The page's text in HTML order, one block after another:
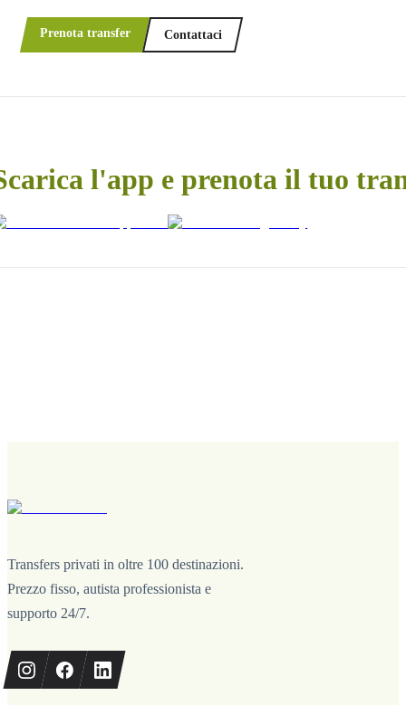
Prenota transfer Contattaci
l'app e prenota il tuo
Transfers privati in oltre 100 destinazioni.
Prezzo fisso, autista professionista e
supporto 24/7.